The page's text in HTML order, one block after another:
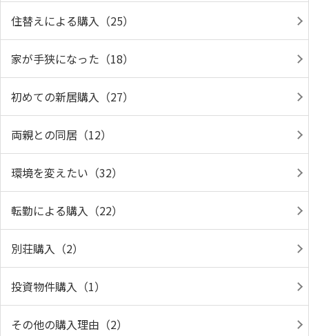
住替えによる購入（25）
家が手狭になった（18）
初めての新居購入（27）
両親との同居（12）
環境を変えたい（32）
転勤による購入（22）
別荘購入（2）
投資物件購入（1）
その他の購入理由（2）